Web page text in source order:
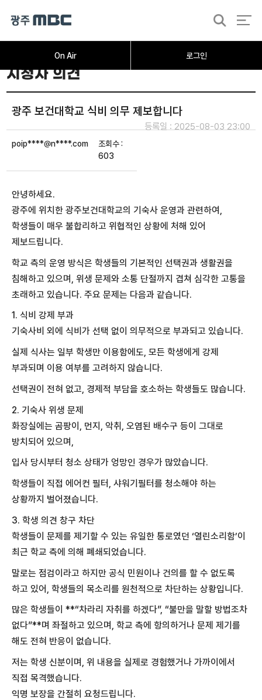
On Air 로그인
검
시청자 의견
광주 보건대학교 식비 의무 제보합니다
등록일 : 2025-08-03 23:00
poip****@n****.com
조회수 :
603
안녕하세요.
광주에 위치한 광주보건대학교의 기숙사 운영과 관련하여,
학생들이 매우 불합리하고 위협적인 상황에 처해 있어
제보드립니다.
학교 측의 운영 방식은 학생들의 기본적인 선택권과 생활권을
침해하고 있으며, 위생 문제와 소통 단절까지 겹쳐 심각한 고통을
초래하고 있습니다. 주요 문제는 다음과 같습니다.
1. 식비 강제 부과
기숙사비 외에 식비가 선택 없이 의무적으로 부과되고 있습니다.
실제 식사는 일부 학생만 이용함에도, 모든 학생에게 강제
부과되며 이용 여부를 고려하지 않습니다.
선택권이 전혀 없고, 경제적 부담을 호소하는 학생들도 많습니다.
2. 기숙사 위생 문제
화장실에는 곰팡이, 먼지, 악취, 오염된 배수구 등이 그대로
방치되어 있으며,
입사 당시부터 청소 상태가 엉망인 경우가 많았습니다.
학생들이 직접 에어컨 필터, 샤워기필터를 청소해야 하는
상황까지 벌어졌습니다.
3. 학생 의견 창구 차단
학생들이 문제를 제기할 수 있는 유일한 통로였던 ‘열린소리함’이
최근 학교 측에 의해 폐쇄되었습니다.
말로는 점검이라고 하지만 공식 민원이나 건의를 할 수 없도록
하고 있어, 학생들의 목소리를 원천적으로 차단하는 상황입니다.
많은 학생들이 **“차라리 자취를 하겠다”, “불만을 말할 방법조차
없다”**며 좌절하고 있으며, 학교 측에 항의하거나 문제 제기를
해도 전혀 반응이 없습니다.
저는 학생 신분이며, 위 내용을 실제로 경험했거나 가까이에서
직접 목격했습니다.
익명 보장을 간절히 요청드립니다.